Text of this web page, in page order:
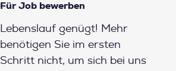
Für Job bewerben
Lebenslauf genügt! Mehr
benötigen Sie im ersten
Schritt nicht, um sich bei uns